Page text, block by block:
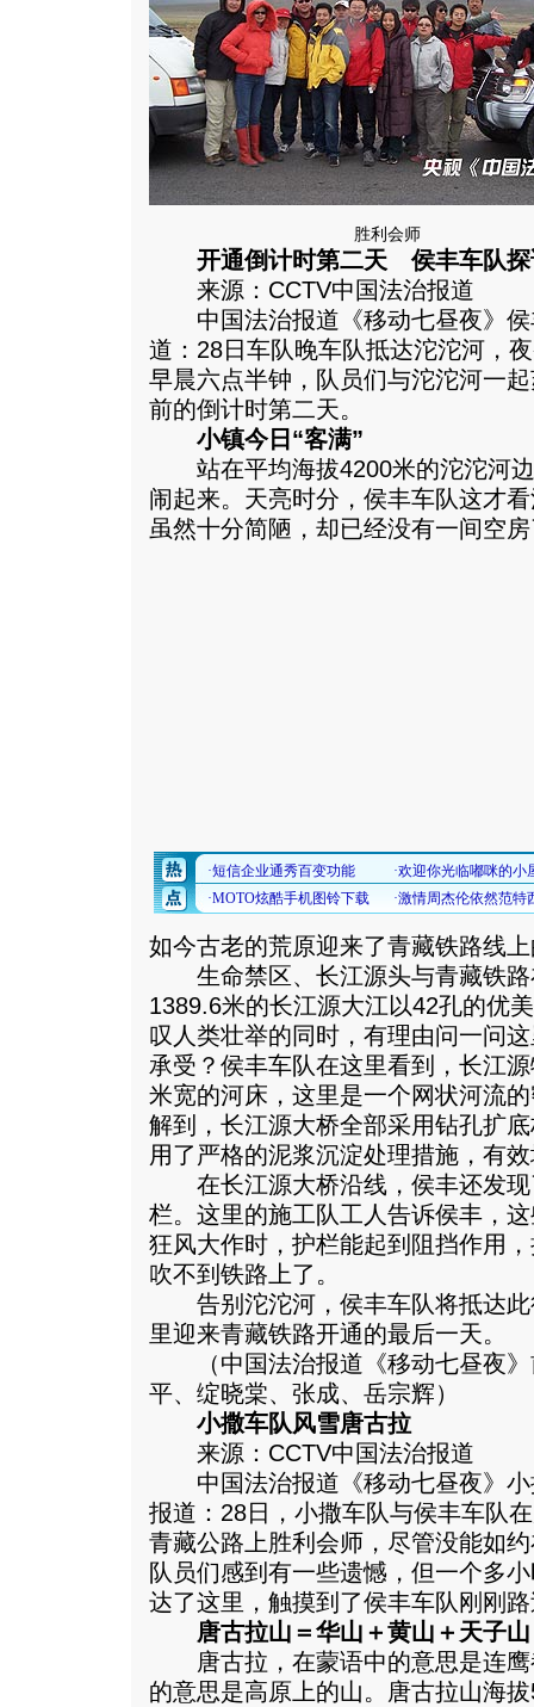
胜利会师
开通倒计时第二天 侯丰车队探
来源：CCTV中国法治报道
中国法治报道《移动七昼夜》侯
道：28日车队晚车队抵达沱沱河，
早晨六点半钟，队员们与沱沱河一
前的倒计时第二天。
小镇今日“客满”
站在平均海拔4200米的沱沱河边
闹起来。天亮时分，侯丰车队这才
虽然十分简陋，却已经没有一间空
如今古老的荒原迎来了青藏铁路线
生命禁区、长江源头与青藏铁路
1389.6米的长江源大江以42孔的优
叹人类壮举的同时，有理由问一问
承受？侯丰车队在这里看到，长江
米宽的河床，这里是一个网状河流
解到，长江源大桥全部采用钻孔扩
用了严格的泥浆沉淀处理措施，有
在长江源大桥沿线，侯丰还发现
栏。这里的施工队工人告诉侯丰，
狂风大作时，护栏能起到阻挡作用
吹不到铁路上了。
告别沱沱河，侯丰车队将抵达此
里迎来青藏铁路开通的最后一天。
（中国法治报道《移动七昼夜》
平、绽晓棠、张成、岳宗辉）
小撒车队风雪唐古拉
来源：CCTV中国法治报道
中国法治报道《移动七昼夜》小
报道：28日，小撒车队与侯丰车队
青藏公路上胜利会师，尽管没能如
队员们感到有一些遗憾，但一个多
达了这里，触摸到了侯丰车队刚刚
唐古拉山＝华山＋黄山＋天子山
唐古拉，在蒙语中的意思是连鹰
的意思是高原上的山。唐古拉山海